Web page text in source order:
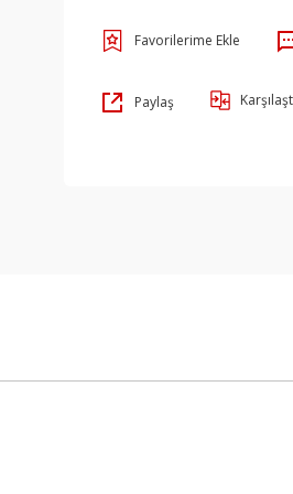
Paylaş